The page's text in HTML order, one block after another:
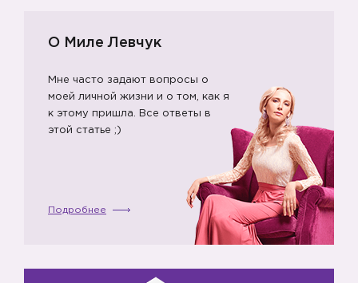
О Миле Левчук
Мне часто задают вопросы о
моей личной жизни и о том, как я
к этому пришла. Все ответы в
этой статье ;)
Подробнее